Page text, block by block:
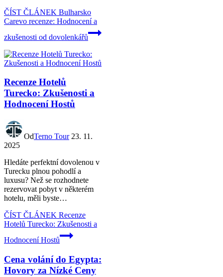
ČÍST ČLÁNEK Bulharsko
Carevo recenze: Hodnocení a
zkušenosti od dovolenkářů
Recenze Hotelů
Turecko: Zkušenosti a
Hodnocení Hostů
OdTerno Tour 23. 11.
2025
Hledáte perfektní dovolenou v
Turecku plnou pohodlí a
luxusu? Než se rozhodnete
rezervovat pobyt v některém
hotelu, měli byste…
ČÍST ČLÁNEK Recenze
Hotelů Turecko: Zkušenosti a
Hodnocení Hostů
Cena volání do Egypta:
Hovory za Nízké Ceny